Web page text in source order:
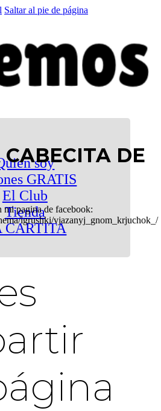
Saltar al pie de página
soy
GRATIS
El Club
Tienda
CARTITA
CABECITA DE
mi pagina de facebook:
igrushki/vjazanyj_gnom_krjuchok_/